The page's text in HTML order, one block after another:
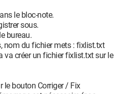
le bloc-note.
sous.
bureau.
nom du fichier mets : fixlist.txt
va créer un fichier fixlist.txt sur le
le bouton Corriger / Fix